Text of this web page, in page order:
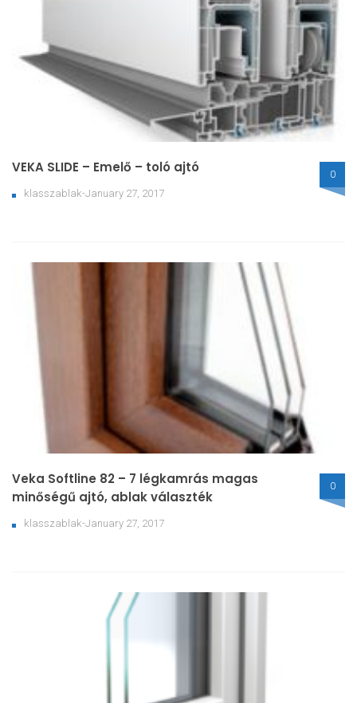
0
VEKA SLIDE – Emelő – toló ajtó
klasszablak-January 27, 2017
0
Veka Softline 82 – 7 légkamrás magas
minőségű ajtó, ablak választék
klasszablak-January 27, 2017